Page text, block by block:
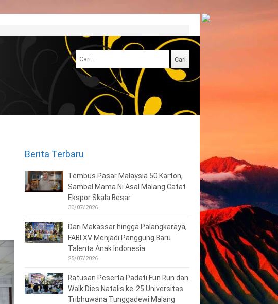
Cari
untuk:
Berita Terbaru
Tembus Pasar Malaysia 50 Karton,
Sambal Mama Ni Asal Malang Catat
Ekspor Skala Besar
30/07/2026
Dari Makassar hingga Palangkaraya,
FABI XV Menjadi Panggung Baru
Talenta Anak Indonesia
25/07/2026
Ratusan Peserta Padati Fun Run dan
Walk Dies Natalis ke-25 Universitas
Tribhuwana Tunggadewi Malang